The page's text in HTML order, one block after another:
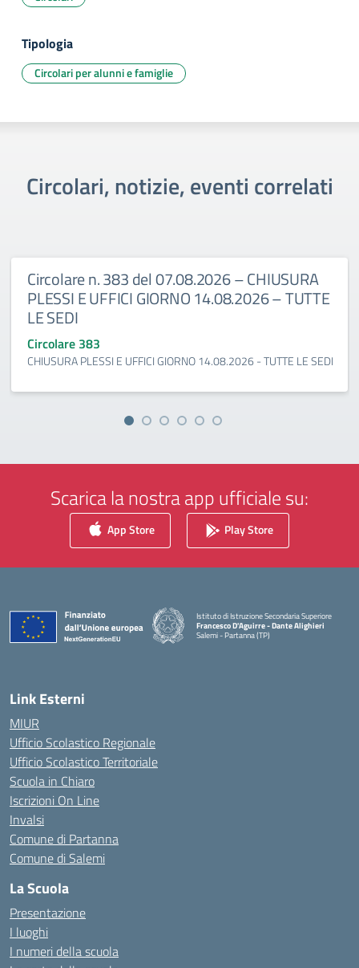
Tipologia
Circolari per alunni e famiglie
Circolari, notizie, eventi correlati
Circolare n. 383 del 07.08.2026 – CHIUSURA
PLESSI E UFFICI GIORNO 14.08.2026 – TUTTE
LE SEDI
Circolare 383
CHIUSURA PLESSI E UFFICI GIORNO 14.08.2026 - TUTTE LE SEDI
Scarica la nostra app ufficiale su:
App Store Play Store
Istituto di Istruzione Secondaria Superiore
Francesco D'Aguirre - Dante Alighieri
Salemi - Partanna (TP)
Link Esterni
MIUR
Ufficio Scolastico Regionale
Ufficio Scolastico Territoriale
Scuola in Chiaro
Iscrizioni On Line
Invalsi
Comune di Partanna
Comune di Salemi
La Scuola
Presentazione
I luoghi
I numeri della scuola